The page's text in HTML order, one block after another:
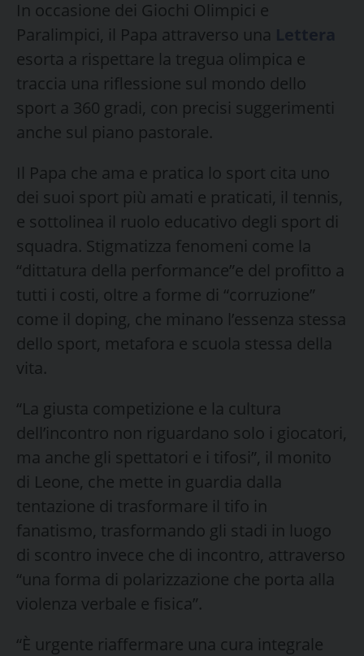
In occasione dei Giochi Olimpici e
Paralimpici, il Papa attraverso una
esorta a rispettare la tregua olimpica e
traccia una riflessione sul mondo dello
sport a 360 gradi, con precisi suggerimenti
anche sul piano pastorale.
Il Papa che ama e pratica lo sport cita uno
dei suoi sport più amati e praticati, il tennis,
e sottolinea il ruolo educativo degli sport di
squadra. Stigmatizza fenomeni come la
“dittatura della performance”e del profitto a
tutti i costi, oltre a forme di “corruzione”
come il doping, che minano l’essenza stessa
dello sport, metafora e scuola stessa della
vita.
“La giusta competizione e la cultura
dell’incontro non riguardano solo i giocatori,
ma anche gli spettatori e i tifosi”, il monito
di Leone, che mette in guardia dalla
tentazione di trasformare il tifo in
fanatismo, trasformando gli stadi in luogo
di scontro invece che di incontro, attraverso
“una forma di polarizzazione che porta alla
violenza verbale e fisica”.
“È urgente riaffermare una cura integrale